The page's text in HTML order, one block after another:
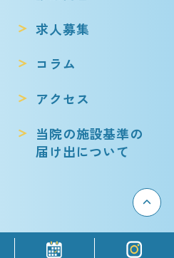
求人募集
コラム
アクセス
当院の施設基準の
届け出について